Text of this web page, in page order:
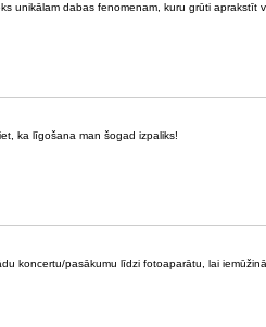
unikālam dabas fenomenam, kuru grūti aprakstīt
ka līgošana man šogad izpaliks!
koncertu/pasākumu līdzi fotoaparātu, lai